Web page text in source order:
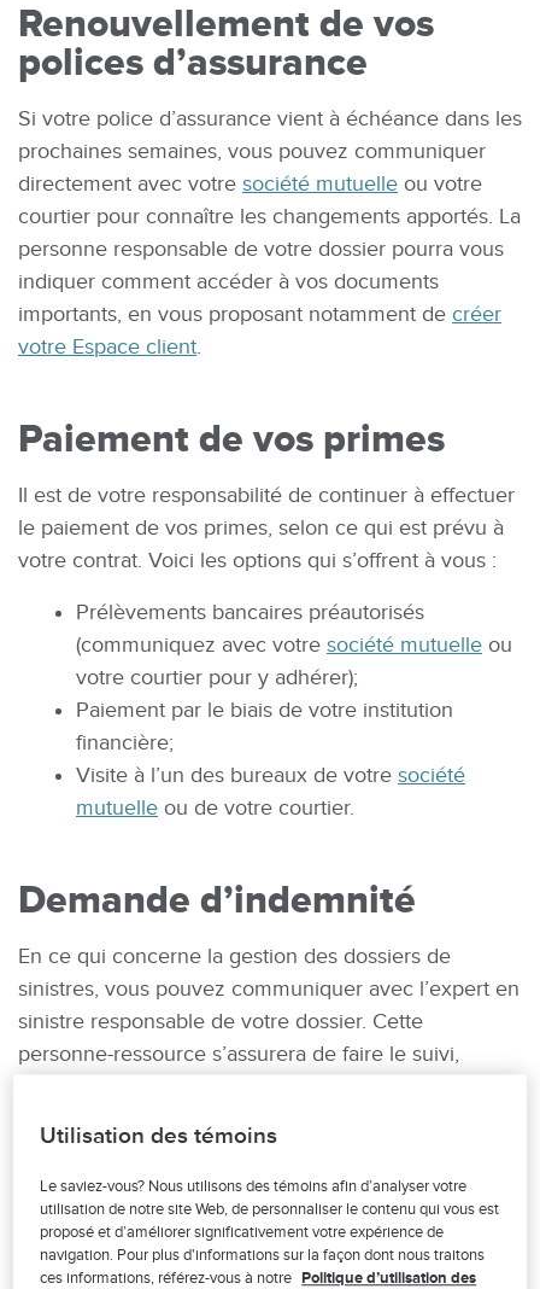
Renouvellement de vos
polices d’assurance
Si votre police d’assurance vient à échéance dans les
prochaines semaines, vous pouvez communiquer
directement avec votre société mutuelle ou votre
courtier pour connaître les changements apportés. La
personne responsable de votre dossier pourra vous
indiquer comment accéder à vos documents
importants, en vous proposant notamment de créer
votre Espace client.
Paiement de vos primes
Il est de votre responsabilité de continuer à effectuer
le paiement de vos primes, selon ce qui est prévu à
votre contrat. Voici les options qui s’offrent à vous :
Prélèvements bancaires préautorisés
(communiquez avec votre société mutuelle ou
votre courtier pour y adhérer);
Paiement par le biais de votre institution
financière;
Visite à l’un des bureaux de votre société
mutuelle ou de votre courtier.
Demande d’indemnité
En ce qui concerne la gestion des dossiers de
sinistres, vous pouvez communiquer avec l’expert en
sinistre responsable de votre dossier. Cette
personne-ressource s’assurera de faire le suivi,
communiquer en tout temps avec votre société
mutuelle par téléphone, par courriel ou par
télécopieur. Vous trouverez lescoordonnées ici.
Utilisation des témoins
Le saviez-vous? Nous utilisons des témoins afin d’analyser votre
utilisation de notre site Web, de personnaliser le contenu qui vous est
proposé et d’améliorer significativement votre expérience de
navigation. Pour plus d'informations sur la façon dont nous traitons
ces informations, référez-vous à notre Politique d’utilisation des